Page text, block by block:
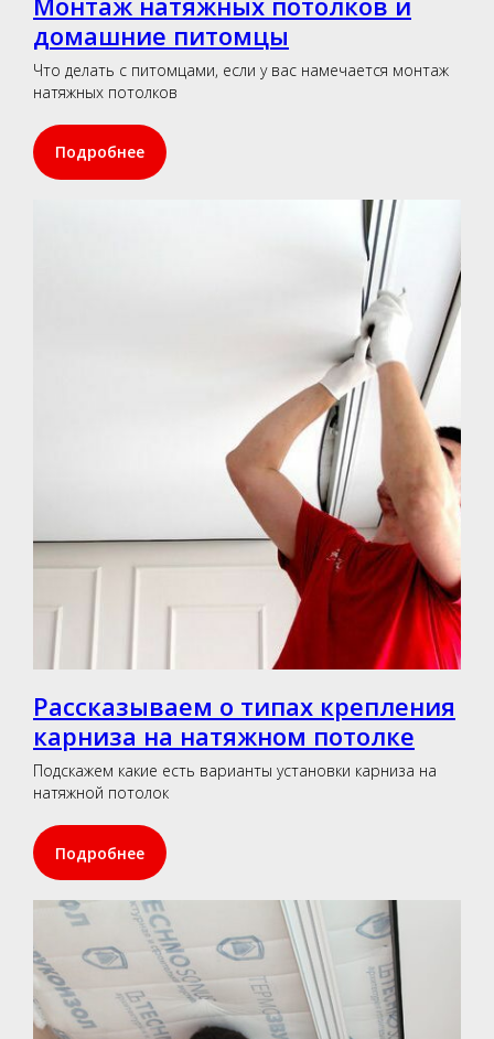
домашние питомцы
Что делать с питомцами, если у вас намечается монтаж
натяжных потолков
Подробнее
Рассказываем о типах крепления
карниза на натяжном потолке
Подскажем какие есть варианты установки карниза на
натяжной потолок
Подробнее